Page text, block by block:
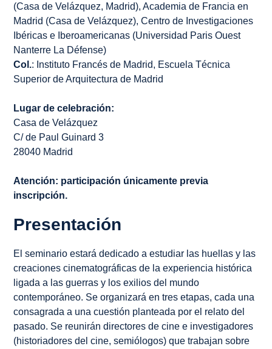
(Casa de Velázquez, Madrid), Academia de Francia en
Madrid (Casa de Velázquez), Centro de Investigaciones
Ibéricas e Iberoamericanas (Universidad Paris Ouest
Nanterre La Défense)
Col.: Instituto Francés de Madrid, Escuela Técnica
Superior de Arquitectura de Madrid
Lugar de celebración:
Casa de Velázquez
C/ de Paul Guinard 3
28040 Madrid
Atención: participación únicamente previa
inscripción.
Presentación
El seminario estará dedicado a estudiar las huellas y las
creaciones cinematográficas de la experiencia histórica
ligada a las guerras y los exilios del mundo
contemporáneo. Se organizará en tres etapas, cada una
consagrada a una cuestión planteada por el relato del
pasado. Se reunirán directores de cine e investigadores
(historiadores del cine, semiólogos) que trabajan sobre